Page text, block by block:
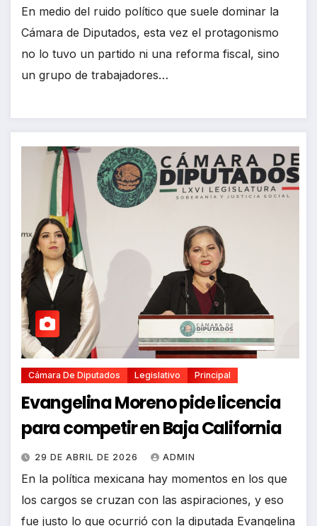
En medio del ruido político que suele dominar la
Cámara de Diputados, esta vez el protagonismo
no lo tuvo un partido ni una reforma fiscal, sino
un grupo de trabajadores…
Cámara De Diputados Legislativo Principal
Evangelina Moreno pide licencia
para competir en Baja California
29 DE ABRIL DE 2026 ADMIN
En la política mexicana hay momentos en los que
los cargos se cruzan con las aspiraciones, y eso
fue justo lo que ocurrió con la diputada Evangelina